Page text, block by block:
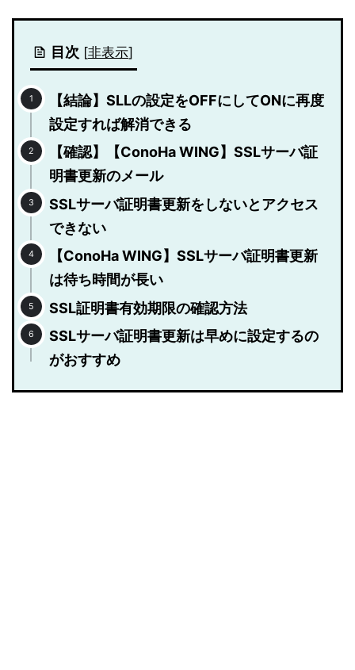
目次 [非表示]
【結論】SLLの設定をOFFにしてONに再度
設定すれば解消できる
【確認】【ConoHa WING】SSLサーバ証
明書更新のメール
SSLサーバ証明書更新をしないとアクセス
できない
【ConoHa WING】SSLサーバ証明書更新
は待ち時間が長い
SSL証明書有効期限の確認方法
SSLサーバ証明書更新は早めに設定するの
がおすすめ